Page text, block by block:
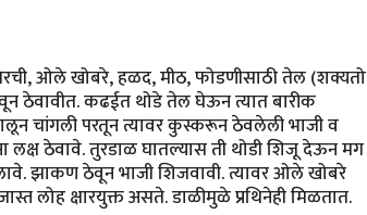
ओले खोबरे, हळद, मीठ, फोडणीसाठी तेल (शक्यतो
ठेवावीत. कढईत थोडे तेल घेऊन त्यात बारीक
चांगली परतून त्यावर कुस्करून ठेवलेली भाजी व
लक्ष ठेवावे. तुरडाळ घातल्यास ती थोडी शिजू देऊन मग
झाकण ठेवून भाजी शिजवावी. त्यावर ओले खोबरे
लोह क्षारयुक्त असते. डाळीमुळे प्रथिनेही मिळतात.